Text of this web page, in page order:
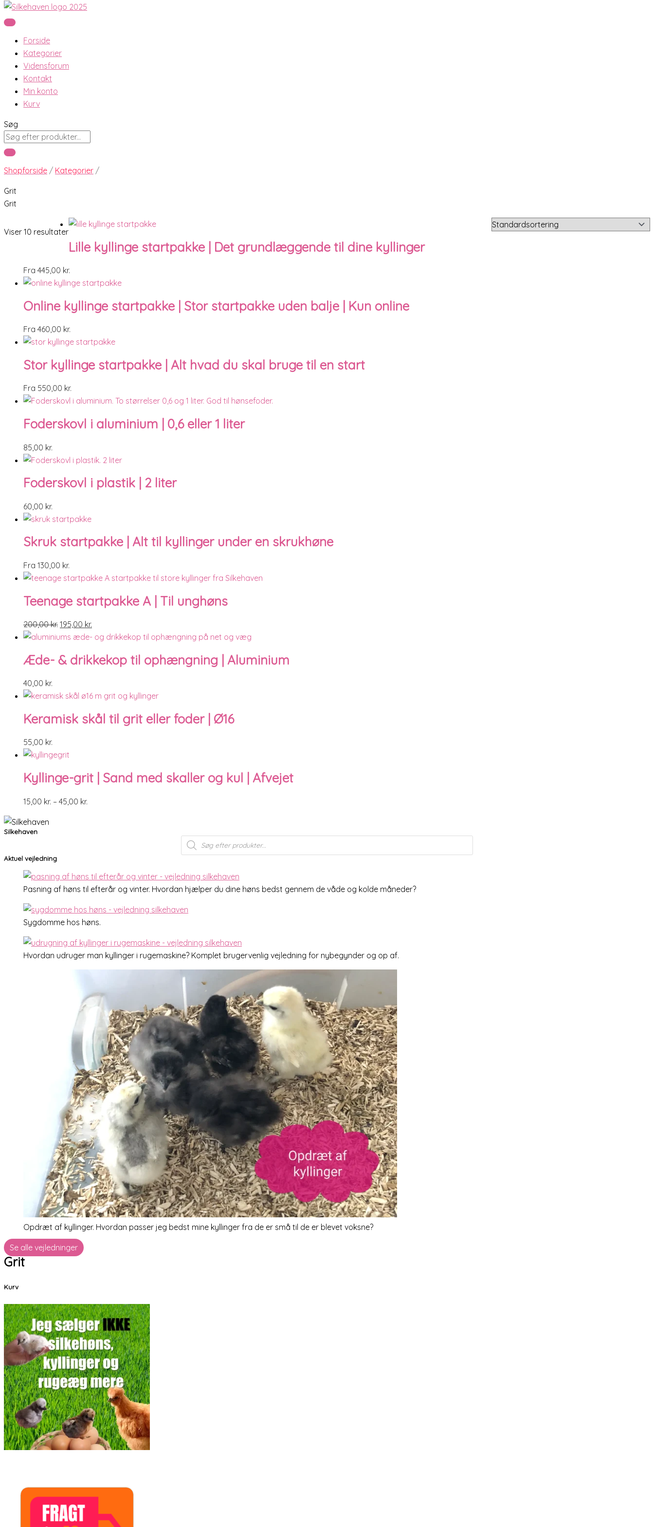
Forside
Kategorier
Vidensforum
Kontakt
Min konto
Kurv
Søg
Shopforside / Kategorier /
Grit
Grit
Viser 10 resultater
Lille kyllinge startpakke | Det grundlæggende til dine kyllinger
Fra 445,00 kr.
Online kyllinge startpakke | Stor startpakke uden balje | Kun online
Fra 460,00 kr.
Stor kyllinge startpakke | Alt hvad du skal bruge til en start
Fra 550,00 kr.
Foderskovl i aluminium | 0,6 eller 1 liter
85,00 kr.
Foderskovl i plastik | 2 liter
60,00 kr.
Skruk startpakke | Alt til kyllinger under en skrukhøne
Fra 130,00 kr.
Teenage startpakke A | Til unghøns
200,00kr. 195,00 kr.
Æde- & drikkekop til ophængning | Aluminium
40,00 kr.
Keramisk skål til grit eller foder | Ø16
55,00 kr.
Kyllinge-grit | Sand med skaller og kul | Afvejet
15,00 kr. – 45,00 kr.
Silkehaven
Products
search
Aktuel vejledning
Pasning af høns til efterår og vinter. Hvordan hjælper du dine høns bedst gennem de våde og kolde måneder?
Sygdomme hos høns.
Hvordan udruger man kyllinger i rugemaskine? Komplet brugervenlig vejledning for nybegynder og op af.
Opdræt af kyllinger. Hvordan passer jeg bedst mine kyllinger fra de er små til de er blevet voksne?
Se alle vejledninger
Grit
Kurv